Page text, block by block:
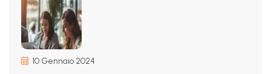
10 Gennaio 2024